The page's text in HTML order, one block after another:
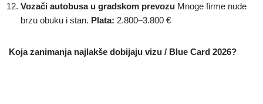
Vozači autobusa u gradskom prevozu Mnoge firme nude
brzu obuku i stan. Plata: 2.800–3.800 €
Koja zanimanja najlakše dobijaju vizu / Blue Card 2026?